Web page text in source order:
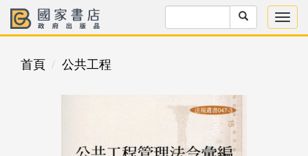
首頁 公共工程